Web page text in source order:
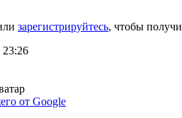
зарегистрируйтесь, чтобы
от Google